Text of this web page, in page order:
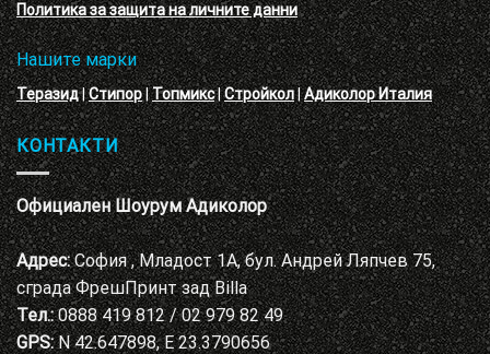
Политика за защита на личните данни
Нашите марки
Теразид|Стипор|Топмикс|Стройкол|Адиколор Италия
КОНТАКТИ
Официален Шоурум Адиколор
Адрес:София , Младост 1А, бул. Андрей Ляпчев 75,
сграда ФрешПринт зад Billa
Тел.:0888 419 812 / 02 979 82 49
GPS:N 42.647898, E 23.3790656